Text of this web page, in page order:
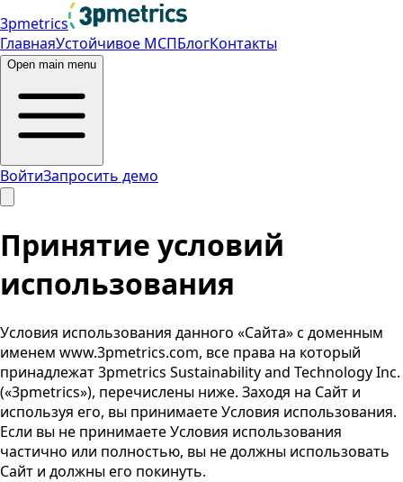
3pmetrics
ГлавнаяУстойчивое МСПБлогКонтакты
Open main menu
ВойтиЗапросить демо
Принятие условий
использования
Условия использования данного «Сайта» с доменным
именем www.3pmetrics.com, все права на который
принадлежат 3pmetrics Sustainability and Technology Inc.
(«3pmetrics»), перечислены ниже. Заходя на Сайт и
используя его, вы принимаете Условия использования.
Если вы не принимаете Условия использования
частично или полностью, вы не должны использовать
Сайт и должны его покинуть.